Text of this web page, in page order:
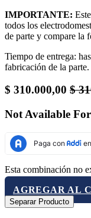
IMPORTANTE:
todos los
de parte y compare la
Tiempo de entrega:
fabricación de la parte.
$ 310.000,00 $
Not Available
Esta combinación no
AGREGAR AL
Separar Producto